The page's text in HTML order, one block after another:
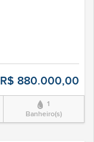
R$ 880.000,00
1
Banheiro(s)